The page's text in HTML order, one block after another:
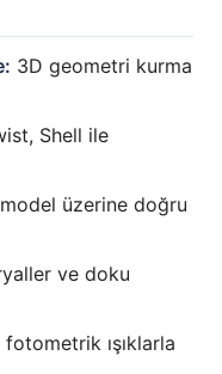
3D geometri kurma
Shell ile
model üzerine doğru
ve doku
fotometrik ışıklarla